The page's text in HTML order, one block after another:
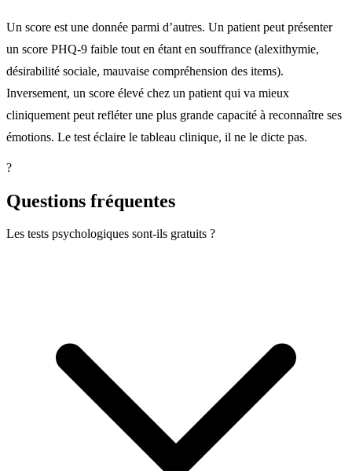
Un score est une donnée parmi d’autres. Un patient peut présenter
un score PHQ-9 faible tout en étant en souffrance (alexithymie,
désirabilité sociale, mauvaise compréhension des items).
Inversement, un score élevé chez un patient qui va mieux
cliniquement peut refléter une plus grande capacité à reconnaître ses
émotions. Le test éclaire le tableau clinique, il ne le dicte pas.
?
Questions fréquentes
Les tests psychologiques sont-ils gratuits ?